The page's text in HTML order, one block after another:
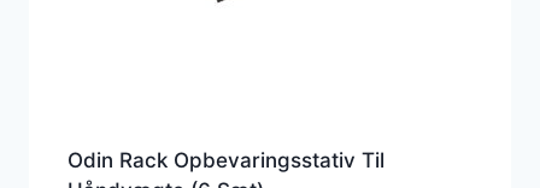
Odin Rack Opbevaringsstativ Til